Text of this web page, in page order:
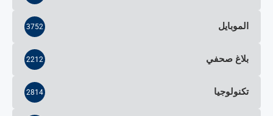
الموبايل 3752
بلاغ صحفي 2212
تكنولوجيا 2814